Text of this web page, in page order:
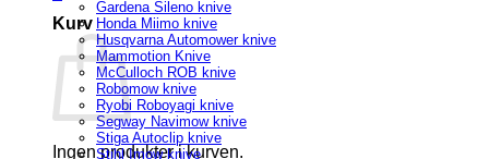
Kurv
Ingen produkter i kurven.
Gardena Sileno knive
Honda Miimo knive
Husqvarna Automower knive
Mammotion Knive
McCulloch ROB knive
Robomow knive
Ryobi Roboyagi knive
Segway Navimow knive
Stiga Autoclip knive
Stihl Imow knive